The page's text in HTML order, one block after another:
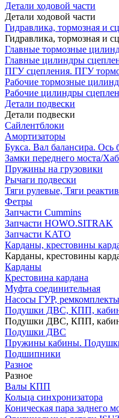
Детали ходовой части
Детали ходовой части
Гидравлика, тормозная и
Гидравлика, тормозная и
Главные тормозные
Главные цилиндры
ПГУ сцепления. ПГУ
Рабочие тормозные
Рабочие цилиндры
Детали подвески
Детали подвески
Cайлентблоки
Амортизаторы
Букса. Вал балансира. Ось
Замки переднего моста/
Пружины на грузовики
Рычаги подвески
Тяги рулевые, Тяги
Фетры
Запчасти Cummins
Запчасти HOWO.SITRAK
Запчасти KATO
Карданы, крестовины
Карданы, крестовины
Карданы
Крестовина кардана
Муфта соединительная
Насосы ГУР, ремкомплекты
Подушки ДВС, КПП,
Подушки ДВС, КПП,
Подушки ДВС
Пружины кабины.
Подшипники
Разное
Разное
Валы КПП
Кольца синхронизатора
Коническая пара заднего